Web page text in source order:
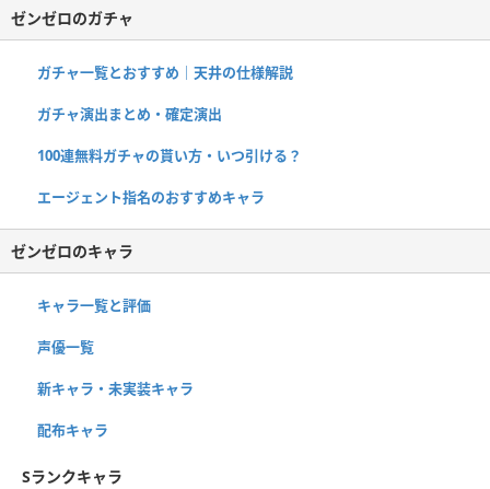
ゼンゼロのガチャ
ガチャ一覧とおすすめ｜天井の仕様解説
ガチャ演出まとめ・確定演出
100連無料ガチャの貰い方・いつ引ける？
エージェント指名のおすすめキャラ
ゼンゼロのキャラ
キャラ一覧と評価
声優一覧
新キャラ・未実装キャラ
配布キャラ
Sランクキャラ